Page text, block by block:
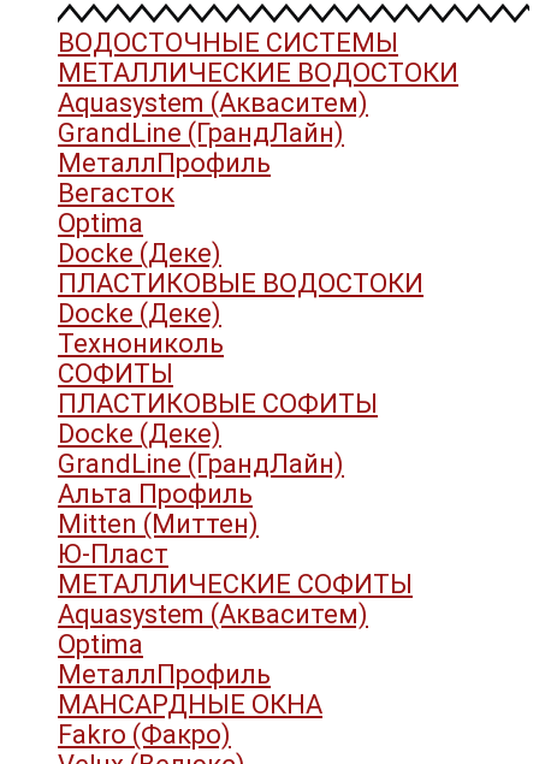
ВОДОСТОЧНЫЕ СИСТЕМЫ
МЕТАЛЛИЧЕСКИЕ ВОДОСТОКИ
Aquasystem (Акваситем)
GrandLine (ГрандЛайн)
МеталлПрофиль
Вегасток
Optima
Docke (Деке)
ПЛАСТИКОВЫЕ ВОДОСТОКИ
Docke (Деке)
Технониколь
СОФИТЫ
ПЛАСТИКОВЫЕ СОФИТЫ
Docke (Деке)
GrandLine (ГрандЛайн)
Альта Профиль
Mitten (Миттен)
Ю-Пласт
МЕТАЛЛИЧЕСКИЕ СОФИТЫ
Aquasystem (Акваситем)
Optima
МеталлПрофиль
МАНСАРДНЫЕ ОКНА
Fakro (Факро)